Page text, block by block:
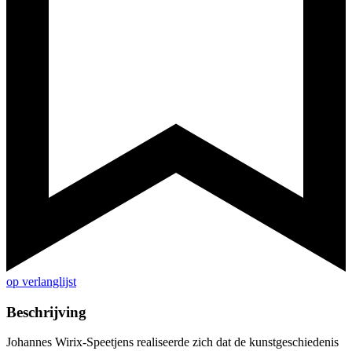
op verlanglijst
Beschrijving
Johannes Wirix-Speetjens realiseerde zich dat de kunstgeschiedenis